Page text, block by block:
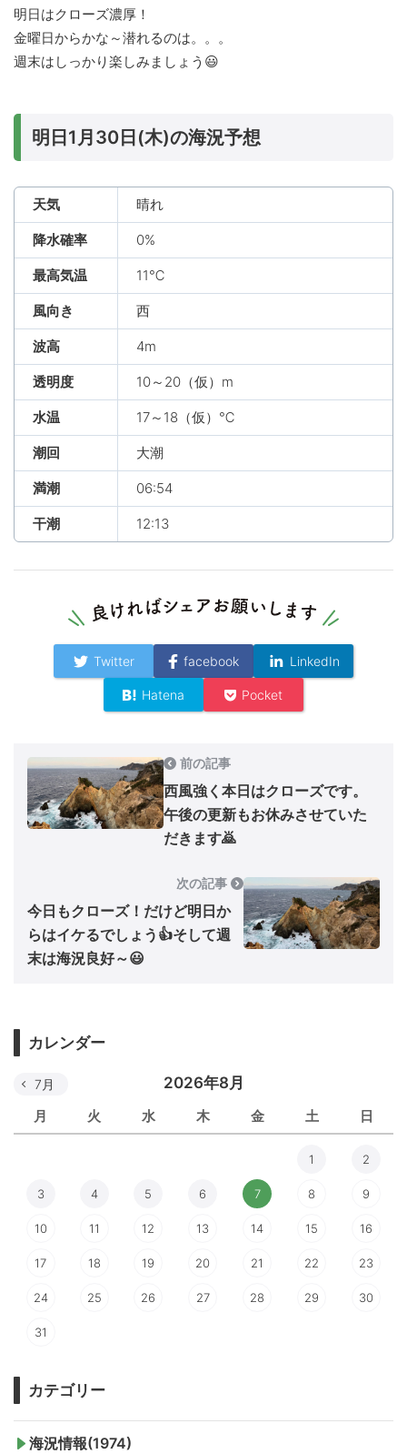
明日はクローズ濃厚！
金曜日からかな～潜れるのは。。。
週末はしっかり楽しみましょう😃
明日1月30日(木)の海況予想
天気 晴れ
降水確率 0%
最高気温 11℃
風向き 西
波高 4m
透明度 10～20（仮）m
水温 17～18（仮）℃
潮回 大潮
満潮 06:54
干潮 12:13
Twitter facebook LinkedIn
Hatena Pocket
前の記事
西風強く本日はクローズです。
午後の更新もお休みさせていた
だきます🙇
次の記事
今日もクローズ！だけど明日か
らはイケるでしょう👍そして週
末は海況良好～😃
カレンダー
2026年8月
月 火 水 木 金 土 日
7月
1 2
3 4 5 6 7 8 9
10 11 12 13 14 15 16
17 18 19 20 21 22 23
24 25 26 27 28 29 30
31
カテゴリー
海況情報(1974)